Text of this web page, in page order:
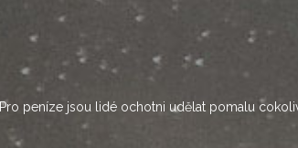
Pro peníze jsou lidé ochotni udělat pomalu